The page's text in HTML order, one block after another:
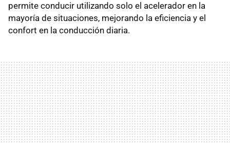
permite conducir utilizando solo el acelerador en la
mayoría de situaciones, mejorando la eficiencia y el
confort en la conducción diaria.